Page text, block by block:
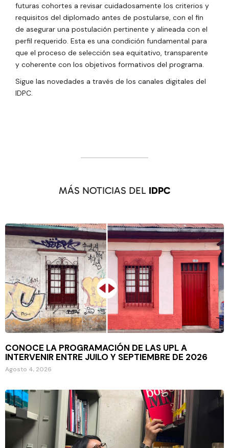
futuras cohortes a revisar cuidadosamente los criterios y
requisitos del diplomado antes de postularse, con el fin
de asegurar una postulación pertinente y alineada con el
perfil requerido. Esta es una condición fundamental para
que el proceso de selección sea equitativo, transparente
y coherente con los objetivos formativos del programa.
Sigue las novedades a través de los canales digitales del
IDPC.
MÁS NOTICIAS DEL IDPC
CONOCE LA PROGRAMACIÓN DE LAS UPL A
INTERVENIR ENTRE JUILO Y SEPTIEMBRE DE 2026
Agosto 4, 2026